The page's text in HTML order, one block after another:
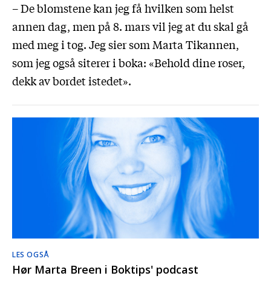
– De blomstene kan jeg få hvilken som helst
annen dag, men på 8. mars vil jeg at du skal gå
med meg i tog. Jeg sier som Marta Tikannen,
som jeg også siterer i boka: «Behold dine roser,
dekk av bordet istedet».
LES OGSÅ
Hør Marta Breen i Boktips' podcast